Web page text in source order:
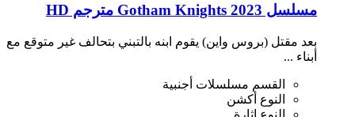
مسلسل Gotham Knights 2023 مترجم HD
بعد مقتل (بروس واين) يقوم ابنه بالتبني بتحالف غير متوقع مع
أبناء ...
القسم مسلسلات أجنبية
النوع أكشن
النوع اثارة